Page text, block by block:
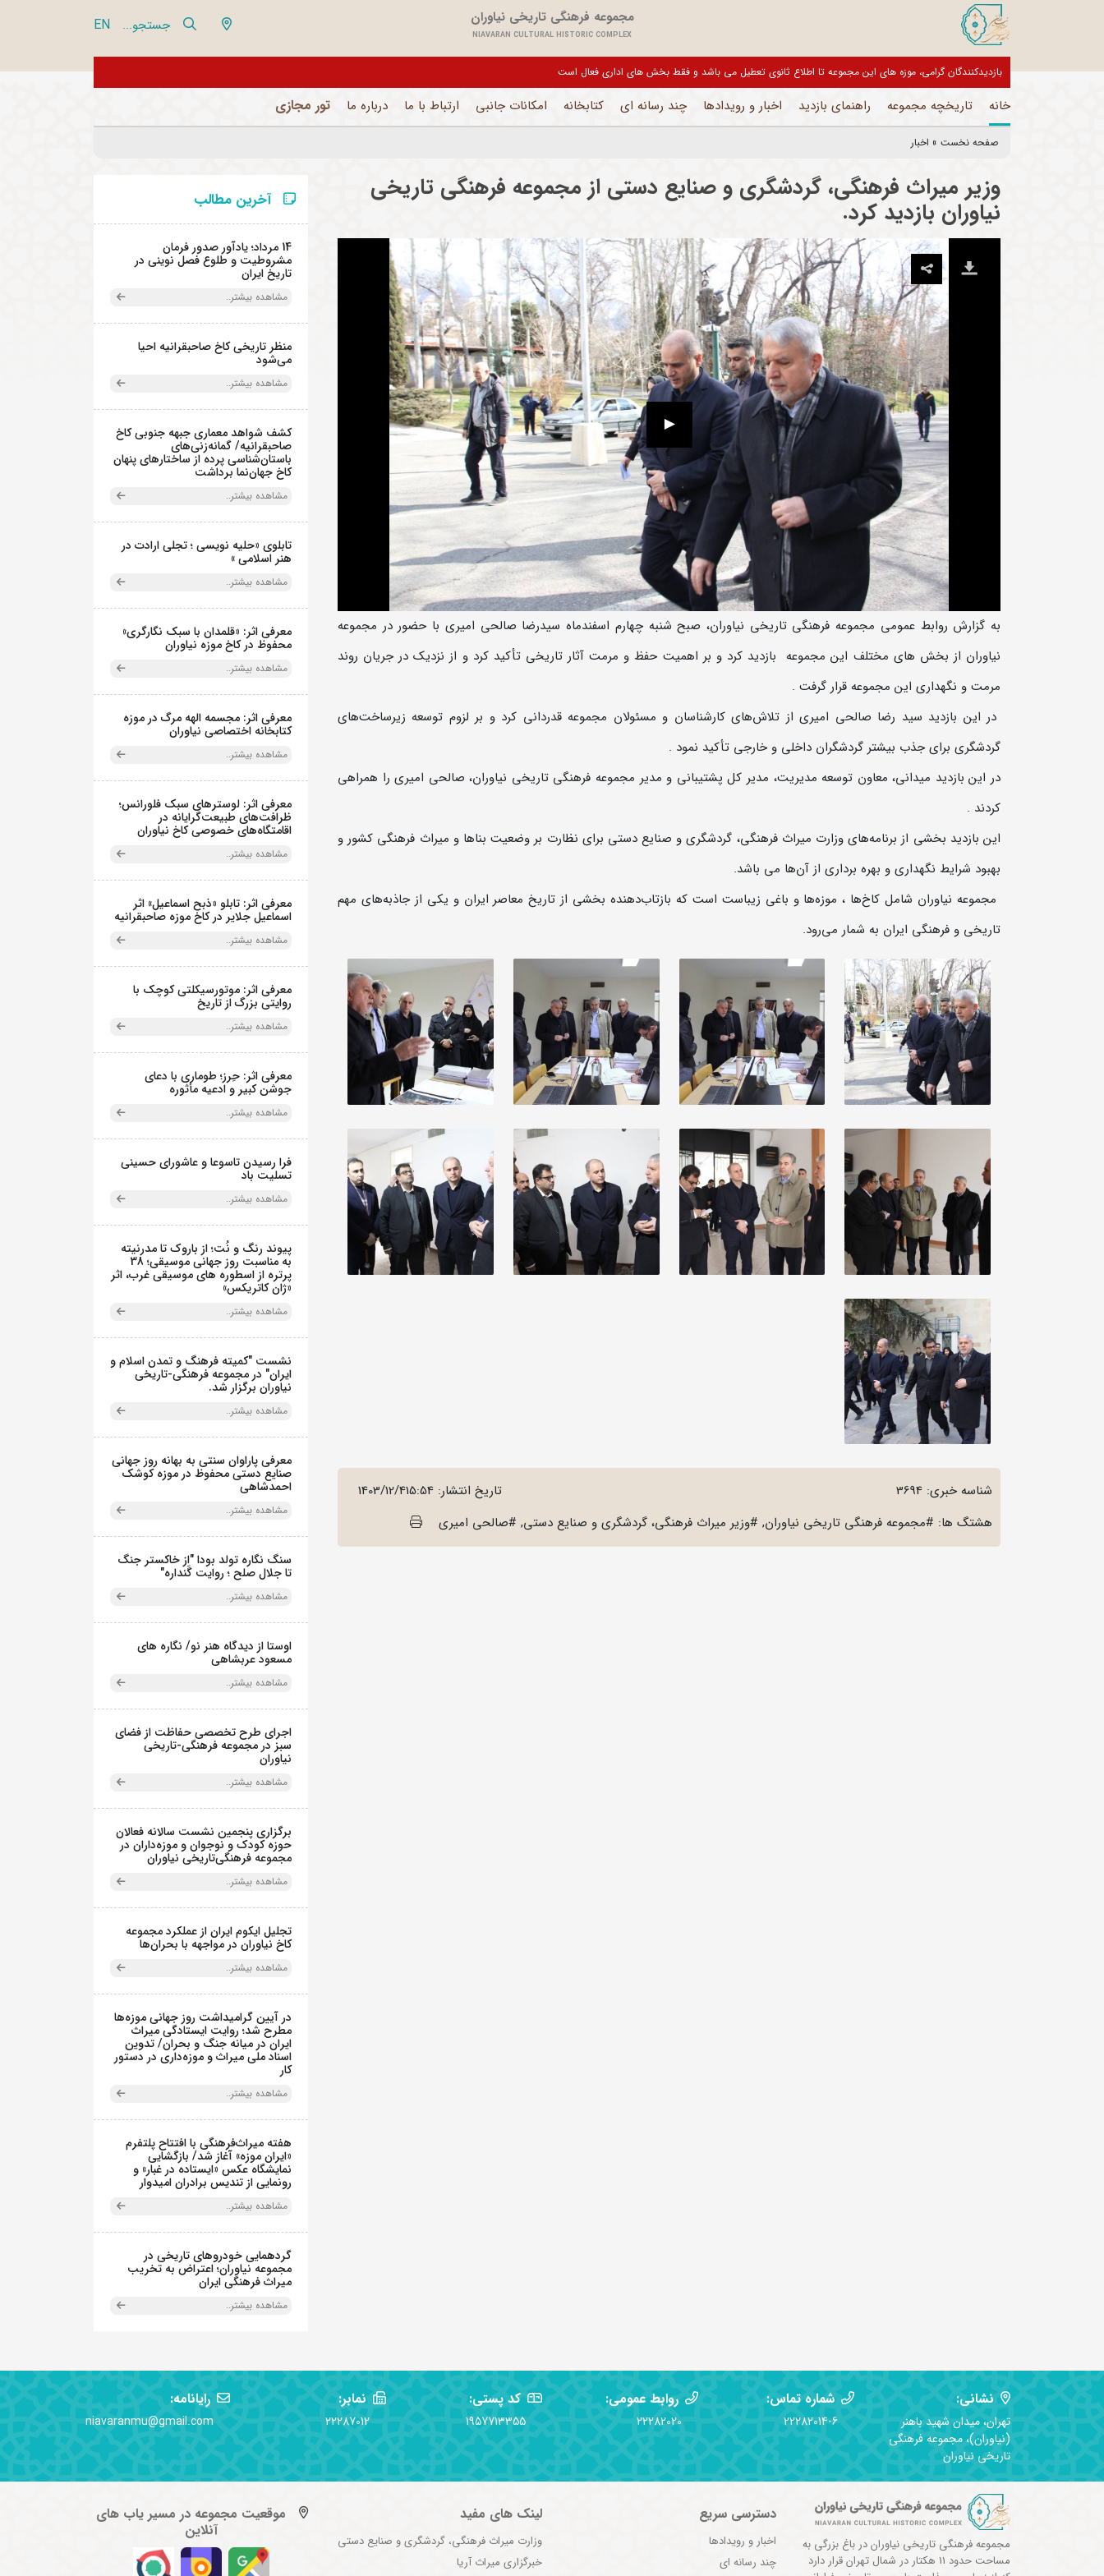
مجموعه فرهنگی تاریخی نیاوران
NIAVARAN CULTURAL HISTORIC COMPLEX جستجو... EN
از تور مجازی 360 درجه مجموعه فرهنگی تاریخی نیاوران بازدید نمایید بازدیدکنندگان گرامی، موزه های این مجموعه تا اطلاع ثانوی تعطیل می باشد و فقط بخش های اداری فعال است
خانه تاریخچه مجموعه راهنمای بازدید اخبار و رویدادها چند رسانه ای کتابخانه امکانات جانبی ارتباط با ما درباره ما تور مجازی
صفحه نخست » اخبار
وزیر میراث فرهنگی، گردشگری و صنایع دستی از مجموعه فرهنگی تاریخی
نیاوران بازدید کرد.
به گزارش روابط عمومی مجموعه فرهنگی تاریخی نیاوران، صبح شنبه چهارم اسفندماه سیدرضا صالحی امیری با حضور در مجموعه
نیاوران از بخش های مختلف این مجموعه بازدید کرد و بر اهمیت حفظ و مرمت آثار تاریخی تأکید کرد و از نزدیک در جریان روند
مرمت و نگهداری این مجموعه قرار گرفت .
در این بازدید سید رضا صالحی امیری از تلاش‌های کارشناسان و مسئولان مجموعه قدردانی کرد و بر لزوم توسعه زیرساخت‌های
گردشگری برای جذب بیشتر گردشگران داخلی و خارجی تأکید نمود .
در این بازدید میدانی، معاون توسعه مدیریت، مدیر کل پشتیبانی و مدیر مجموعه فرهنگی تاریخی نیاوران، صالحی امیری را همراهی
کردند .
این بازدید بخشی از برنامه‌های وزارت میراث فرهنگی، گردشگری و صنایع دستی برای نظارت بر وضعیت بناها و میراث فرهنگی کشور و
بهبود شرایط نگهداری و بهره برداری از آن‌ها می باشد.
مجموعه نیاوران شامل کاخ‌ها ، موزه‌ها و باغی زیباست است که بازتاب‌دهنده بخشی از تاریخ معاصر ایران و یکی از جاذبه‌های مهم
تاریخی و فرهنگی ایران به شمار می‌رود.
شناسه خبری: 3694 تاریخ انتشار: 1403/12/415:54
هشتگ ها: #مجموعه فرهنگی تاریخی نیاوران, #وزیر میراث فرهنگی، گردشگری و صنایع دستی, #صالحی امیری
آخرین مطالب
14 مرداد؛ یادآور صدور فرمان
مشروطیت و طلوع فصل نوینی در
تاریخ ایران
مشاهده بیشتر..
منظر تاریخی کاخ صاحبقرانیه احیا
می‌شود
مشاهده بیشتر..
کشف شواهد معماری جبهه جنوبی کاخ
صاحبقرانیه/ گمانه‌زنی‌های
باستان‌شناسی پرده از ساختارهای پنهان
کاخ جهان‌نما برداشت
مشاهده بیشتر..
تابلوی «حلیه نویسی ؛ تجلی ارادت در
هنر اسلامی »
مشاهده بیشتر..
معرفی اثر: «قلمدان با سبک نگارگری»
محفوظ در کاخ موزه نیاوران
مشاهده بیشتر..
معرفی اثر: مجسمه الهه مرگ در موزه
کتابخانه اختصاصی نیاوران
مشاهده بیشتر..
معرفی اثر: لوسترهای سبک فلورانس؛
ظرافت‌های طبیعت‌گرایانه در
اقامتگاه‌های خصوصی کاخ نیاوران
مشاهده بیشتر..
معرفی اثر: تابلو «ذبح اسماعیل» اثر
اسماعیل جلایر در کاخ موزه صاحبقرانیه
مشاهده بیشتر..
معرفی اثر: موتورسیکلتی کوچک با
روایتی بزرگ از تاریخ
مشاهده بیشتر..
معرفی اثر: حِرز؛ طوماری با دعای
جوشن کبیر و ادعیه مأثوره
مشاهده بیشتر..
فرا رسیدن تاسوعا و عاشورای حسینی
تسلیت باد
مشاهده بیشتر..
پیوند رنگ و نُت؛ از باروک تا مدرنیته
به مناسبت روز جهانی موسیقی؛ 38
پرتره از اسطوره های موسیقی غرب، اثر
«ژان کاتریکس»
مشاهده بیشتر..
نشست "کمیته فرهنگ و تمدن اسلام و
ایران" در مجموعه فرهنگی‌-تاریخی
نیاوران برگزار شد.
مشاهده بیشتر..
معرفی پاراوان سنتی به بهانه روز جهانی
صنایع دستی محفوظ در موزه کوشک
احمدشاهی
مشاهده بیشتر..
سنگ نگاره تولد بودا "از خاکستر جنگ
تا جلال صلح ؛ روایت گَنداره"
مشاهده بیشتر..
اوستا از دیدگاه هنر نو/ نگاره های
مسعود عربشاهی
مشاهده بیشتر..
اجرای طرح تخصصی حفاظت از فضای
سبز در مجموعه فرهنگی-تاریخی
نیاوران
مشاهده بیشتر..
برگزاری پنجمین نشست سالانه فعالان
حوزه کودک و نوجوان و موزه‌داران در
مجموعه فرهنگی‌تاریخی نیاوران
مشاهده بیشتر..
تجلیل ایکوم ایران از عملکرد مجموعه
کاخ نیاوران در مواجهه با بحران‌ها
مشاهده بیشتر..
در آیین گرامیداشت روز جهانی موزه‌ها
مطرح شد؛ روایت ایستادگی میراث
ایران در میانه جنگ و بحران/ تدوین
اسناد ملی میراث و موزه‌داری در دستور
کار
مشاهده بیشتر..
هفته میراث‌فرهنگی با افتتاح پلتفرم
«ایران موزه» آغاز شد/ بازگشایی
نمایشگاه عکس «ایستاده در غبار» و
رونمایی از تندیس برادران امیدوار
مشاهده بیشتر..
گردهمایی خودروهای تاریخی در
مجموعه نیاوران؛ اعتراض به تخریب
میراث فرهنگی ایران
مشاهده بیشتر..
نشانی:
تهران، میدان شهید باهنر
(نیاوران)، مجموعه فرهنگی
تاریخی نیاوران
شماره تماس:
22282014-6
روابط عمومی:
22282020
کد پستی:
1957713355
نمابر:
22287012
رایانامه:
niavaranmu@gmail.com
مجموعه فرهنگی تاریخی نیاوران در باغ بزرگی به
مساحت حدود 11 هکتار در شمال تهران قرار دارد
دسترسی سریع
اخبار و رویدادها
چند رسانه ای
لینک های مفید
وزارت میراث فرهنگی، گردشگری و صنایع دستی
خبرگزاری میراث آریا
موقعیت مجموعه در مسیر یاب های
آنلاین